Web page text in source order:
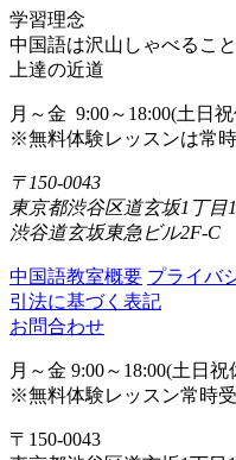
学習理念
中国語は沢山しゃべるこ
上達の近道
月～金 9:00～18:00(土日
※無料体験レッスンは常
〒150-0043
東京都渋谷区道玄坂1丁目
渋谷道玄坂東急ビル2F-C
中国語教室概要 プライバ
引法に基づく表記
お問合わせ
月～金 9:00～18:00(土日祝
※無料体験レッスン常時
〒150-0043